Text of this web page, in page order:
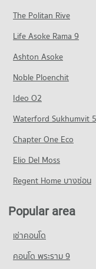
235 properties for rent
238 properties for sale
373 properties for rent
Condo for Sale
379 properties for sale
PROJECT_COUNT
Condo for Rent Chillva
392 properties for sale
Condo Big C Super
Condo for Rent Big C
340 properties for rent
359 properties for sale
Condo Super Cheap
PROJECT_COUNT
Condo for Rent near
236 properties for rent
Condo for Sale near
250 properties for sale
Condo for Sale near
65 properties for sale
PROJECT_COUNT
Condo for Rent near
379 properties for sale
The Politan Rive
Life Asoke Rama 9
Ashton Asoke
Noble Ploenchit
Ideo O2
Waterford Sukhumvit
Chapter One Eco
Elio Del Moss
Regent Home บางซ่อน
Popular area
เช่าคอนโด
คอนโด พระราม 9